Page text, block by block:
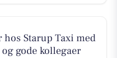
Starup Taxi med
gode kollegaer